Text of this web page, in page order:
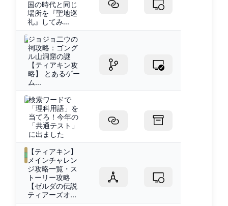
国の時代と同じ
場所を『聖地巡
礼』してみ...
ジョジョ二ウの
祠攻略：ゴング
ル山洞窟の謎
【ティアキン攻
略】 とあるゲー
ム...
検索ワードで
「理科用語」を
当てろ！今年の
「共通テスト」
に出ました
【ティアキン】
メインチャレン
ジ攻略一覧・ス
トーリー攻略
【ゼルダの伝説
ティアーズオ...